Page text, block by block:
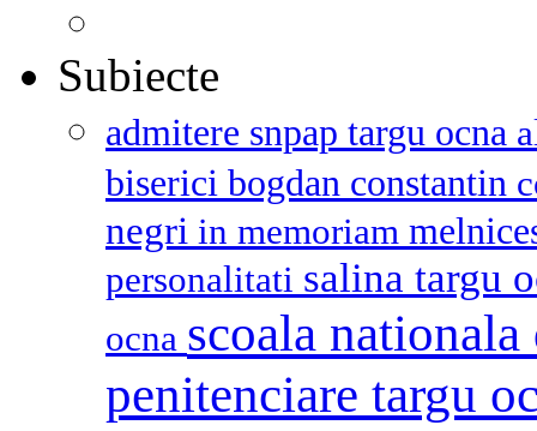
Subiecte
admitere snpap targu ocna
biserici bogdan constantin
negri in memoriam
personalitati salina targu
ocna scoala
penitenciare targu